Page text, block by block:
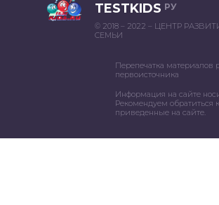
TESTKIDS РУ
© 2018 – 2022 – ЦЕНТР
СЕМЬИ
Перепечатка материалов
первоисточника
Информация на сайте
Рекомендуем обратиться
приведенные на сайте.